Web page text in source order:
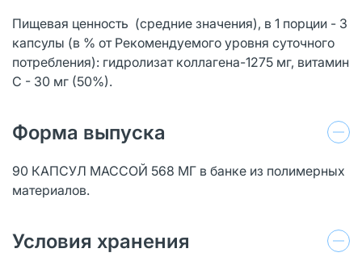
Пищевая ценность (средние значения), в 1 порции - 3
капсулы (в % от Рекомендуемого уровня суточного
потребления): гидролизат коллагена-1275 мг, витамин
С - 30 мг (50%).
Форма выпуска
90 КАПСУЛ МАССОЙ 568 МГ в банке из полимерных
материалов.
Условия хранения